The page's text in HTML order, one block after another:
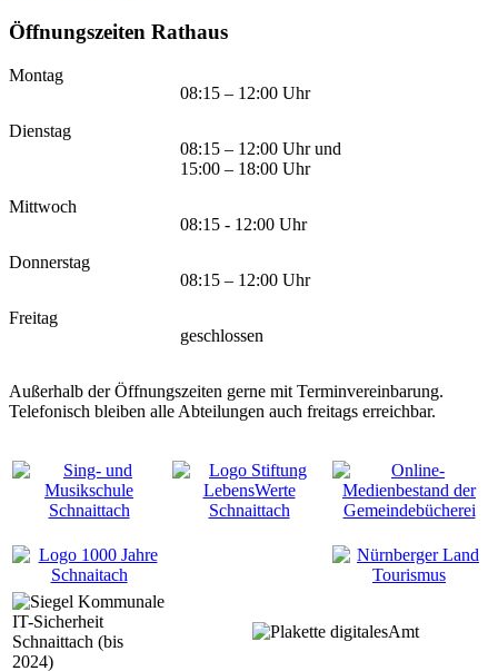
Öffnungszeiten Rathaus
Montag
08:15 – 12:00 Uhr
Dienstag
08:15 – 12:00 Uhr und
15:00 – 18:00 Uhr
Mittwoch
08:15 - 12:00 Uhr
Donnerstag
08:15 – 12:00 Uhr
Freitag
geschlossen
Außerhalb der Öffnungszeiten gerne mit Terminvereinbarung.
Telefonisch bleiben alle Abteilungen auch freitags erreichbar.